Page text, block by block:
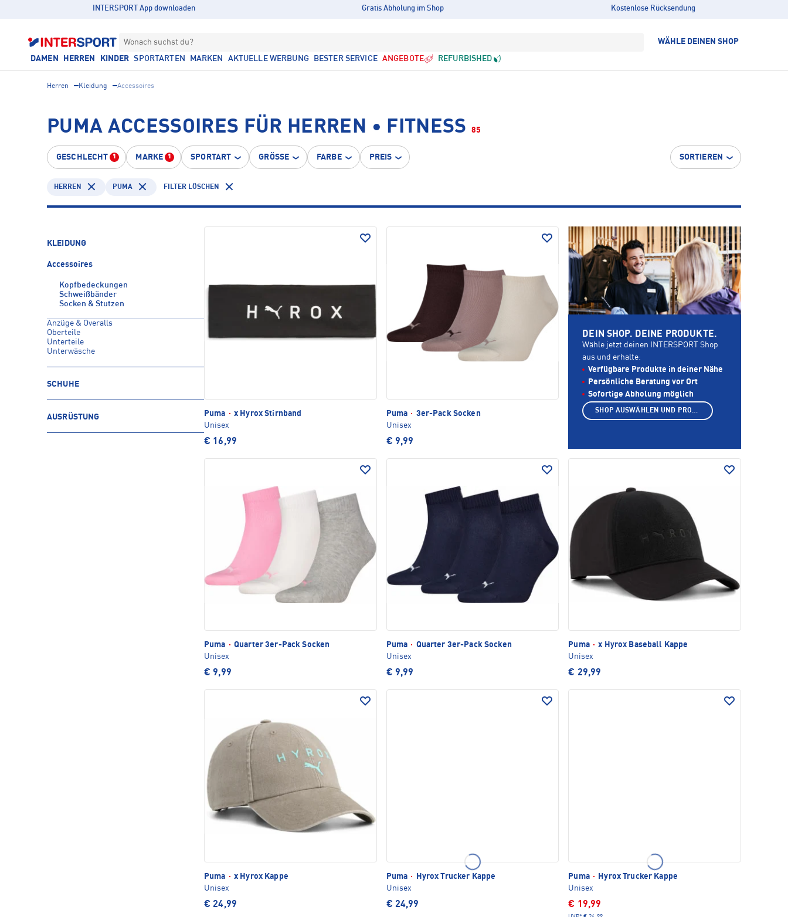
INTERSPORT App downloaden Gratis Abholung im Shop Kostenlose Rücksendung
Wonach suchst du? WÄHLE DEINEN SHOP
DAMEN HERREN KINDER SPORTARTEN MARKEN AKTUELLE WERBUNG BESTER SERVICE ANGEBOTE REFURBISHED
Herren Kleidung Accessoires
PUMA ACCESSOIRES FÜR HERREN • FITNESS 85
GESCHLECHT 1 MARKE 1 SPORTART GRÖSSE FARBE PREIS SORTIEREN
HERREN PUMA FILTER LÖSCHEN
KLEIDUNG
Accessoires
Kopfbedeckungen
Schweißbänder
Socken & Stutzen
Anzüge & Overalls
Oberteile
Unterteile
Unterwäsche
SCHUHE
AUSRÜSTUNG Puma · x Hyrox Stirnband
Unisex
€ 16,99
Puma · 3er-Pack Socken
Unisex
€ 9,99
Puma · Quarter 3er-Pack Socken
Unisex
€ 9,99
Puma · Quarter 3er-Pack Socken
Unisex
€ 9,99
Puma · x Hyrox Baseball Kappe
Unisex
€ 29,99
Puma · x Hyrox Kappe
Unisex
€ 24,99
Puma ·
Hyrox Trucker Kappe
Unisex
€ 24,99
Puma ·
Hyrox Trucker Kappe
Unisex
€ 19,99
DEIN SHOP. DEINE PRODUKTE.
Wähle jetzt deinen INTERSPORT Shop
aus und erhalte:
Verfügbare Produkte in deiner Nähe
Persönliche Beratung vor Ort
Sofortige Abholung möglich
SHOP AUSWÄHLEN UND PRODUKTE ANZEIGEN